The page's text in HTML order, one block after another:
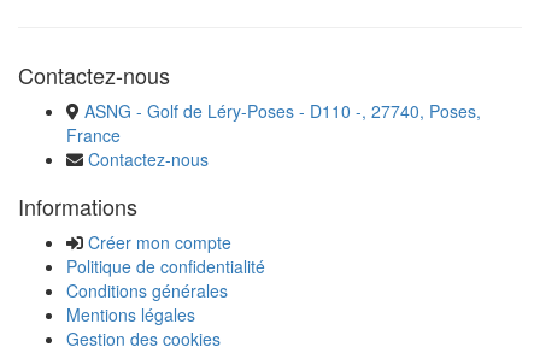
Contactez-nous
ASNG - Golf de Léry-Poses - D110 -, 27740, Poses,
France
Contactez-nous
Informations
Créer mon compte
Politique de confidentialité
Conditions générales
Mentions légales
Gestion des cookies